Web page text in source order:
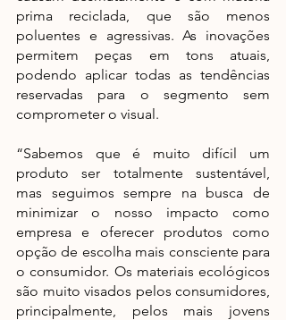
prima reciclada, que são menos
poluentes e agressivas. As inovações
permitem peças em tons atuais,
podendo aplicar todas as tendências
reservadas para o segmento sem
comprometer o visual.
“Sabemos que é muito difícil um
produto ser totalmente sustentável,
mas seguimos sempre na busca de
minimizar o nosso impacto como
empresa e oferecer produtos como
opção de escolha mais consciente para
o consumidor. Os materiais ecológicos
são muito visados pelos consumidores,
principalmente, pelos mais jovens